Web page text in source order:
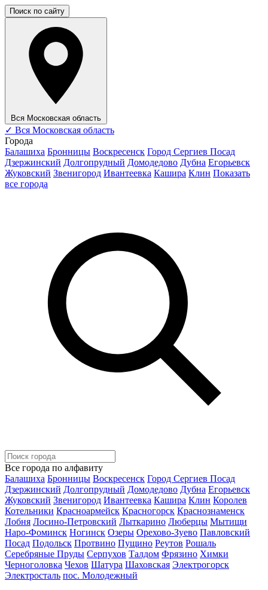
Поиск по сайту
Вся Московская область
✓ Вся Московская область
Города
Балашиха Бронницы Воскресенск Город Сергиев Посад
Дзержинский Долгопрудный Домодедово Дубна Егорьевск
Жуковский Звенигород Ивантеевка Кашира Клин Показать
все города
Все города по алфавиту
Балашиха Бронницы Воскресенск Город Сергиев Посад
Дзержинский Долгопрудный Домодедово Дубна Егорьевск
Жуковский Звенигород Ивантеевка Кашира Клин Королев
Котельники Красноармейск Красногорск Краснознаменск
Лобня Лосино-Петровский Лыткарино Люберцы Мытищи
Наро-Фоминск Ногинск Озеры Орехово-Зуево Павловский
Посад Подольск Протвино Пущино Реутов Рошаль
Серебряные Пруды Серпухов Талдом Фрязино Химки
Черноголовка Чехов Шатура Шаховская Электрогорск
Электросталь пос. Молодежный